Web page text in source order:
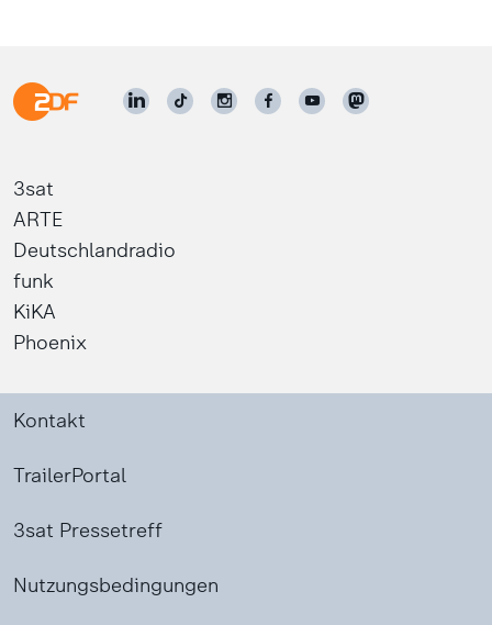
3sat
ARTE
Deutschlandradio
funk
KiKA
Phoenix
Kontakt
TrailerPortal
3sat Pressetreff
Nutzungsbedingungen